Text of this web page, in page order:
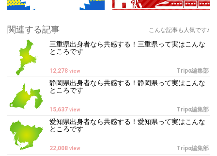
関連する記事 こんな記事も人気です♪
三重県出身者なら共感する！三重県って実はこんな
ところです
Tripα編集部
12,278 view
静岡県出身者なら共感する！静岡県って実はこんな
ところです
Tripα編集部
15,637 view
愛知県出身者なら共感する！愛知県って実はこんな
ところです
Tripα編集部
22,008 view